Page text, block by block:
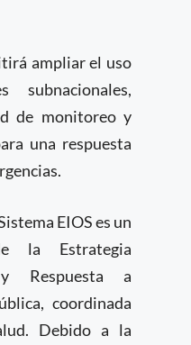
ampliar el uso
de monitoreo y
una respuesta
EIOS es un
la Estrategia
Respuesta a
coordinada
Debido a la